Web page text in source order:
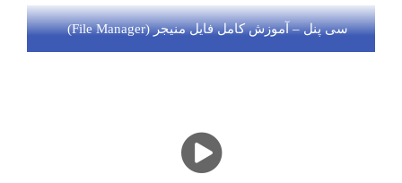
سی پنل – آموزش کامل فایل منیجر (File Manager)